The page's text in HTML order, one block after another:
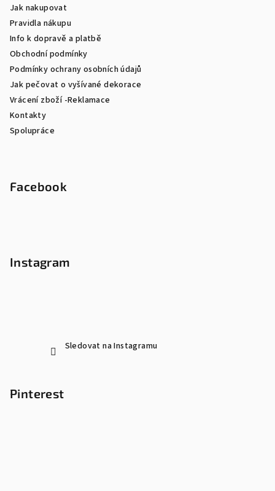
Jak nakupovat
Pravidla nákupu
Info k dopravě a platbě
Obchodní podmínky
Podmínky ochrany osobních údajů
Jak pečovat o vyšívané dekorace
Vrácení zboží -Reklamace
Kontakty
Spolupráce
Facebook
Instagram
Sledovat na Instagramu
Pinterest